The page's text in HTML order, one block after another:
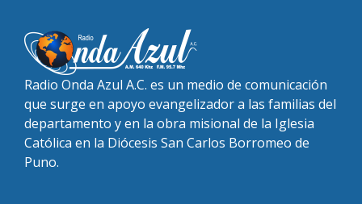
Radio Onda Azul A.C. es un medio de comunicación
que surge en apoyo evangelizador a las familias del
departamento y en la obra misional de la Iglesia
Católica en la Diócesis San Carlos Borromeo de
Puno.